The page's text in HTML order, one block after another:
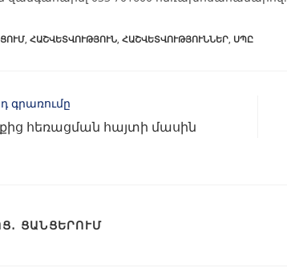
ՀԱՇՎԵՏՎՈՒԹՅՈՒՆ ՀԱՇՎԵՏՎՈՒԹՅՈՒՆՆԵՐ ՍՊԸ
գրառումը
հեռացման հայտի մասին
ՑԱՆՑԵՐՈՒՄ